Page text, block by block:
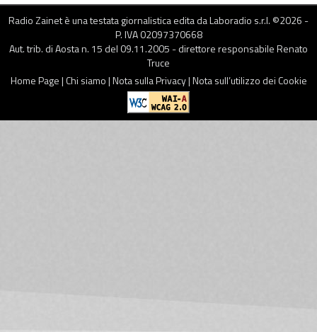
Radio Zainet è una testata giornalistica edita da Laboradio s.r.l. ©2026 -
P. IVA 02097370668
Aut. trib. di Aosta n. 15 del 09.11.2005 - direttore responsabile Renato
Truce
Home Page|Chi siamo|Nota sulla Privacy|Nota sull’utilizzo dei Cookie